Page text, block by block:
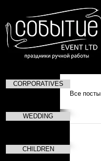
Все посты
CORPORATIVES
WEDDING
CHILDREN